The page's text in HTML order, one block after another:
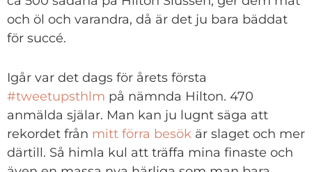
och öl och varandra, då är det ju bara bäddat
för succé.
Igår var det dags för årets första
#tweetupsthlm på nämnda Hilton. 470
anmälda själar. Man kan ju lugnt säga att
rekordet från mitt förra besök är slaget och mer
därtill. Så himla kul att träffa mina finaste och